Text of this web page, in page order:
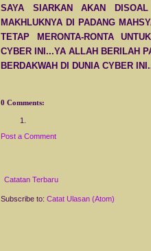
SAYA SIARKAN AKAN
MAKHLUKNYA DI PADANG
TETAP MERONTA-RONTA
CYBER INI...YA ALLAH BERILAH
BERDAKWAH DI DUNIA CYBER
0 Comments:
Post a Comment
Catatan Terbaru
Subscribe to: Catat Ulasan (Atom)